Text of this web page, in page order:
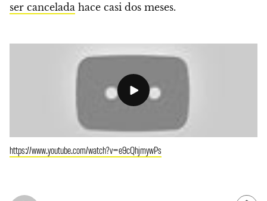
ser cancelada hace casi dos meses.
https://www.youtube.com/watch?v=e9cQhjmywPs